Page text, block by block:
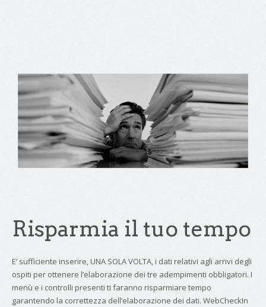
Risparmia il tuo tempo
E’ sufficiente inserire, UNA SOLA VOLTA, i dati relativi agli arrivi degli
ospiti per ottenere l’elaborazione dei tre adempimenti obbligatori. I
menù e i controlli presenti ti faranno risparmiare tempo
garantendo la correttezza dell’elaborazione dei dati. WebCheckIn